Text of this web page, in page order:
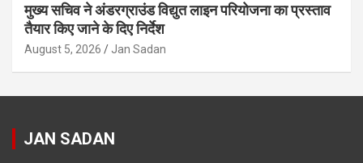
मुख्य सचिव ने अंडरग्राउंड विद्युत लाइन परियोजना का प्रस्ताव
तैयार किए जाने के दिए निर्देश
August 5, 2026 Jan Sadan
JAN SADAN